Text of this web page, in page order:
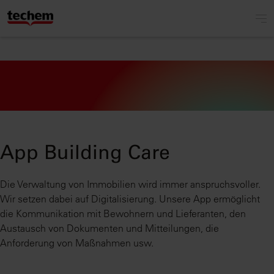
App Building Care
Die Verwaltung von Immobilien wird immer anspruchsvoller.
Wir setzen dabei auf Digitalisierung. Unsere App ermöglicht
die Kommunikation mit Bewohnern und Lieferanten, den
Austausch von Dokumenten und Mitteilungen, die
Anforderung von Maßnahmen usw.